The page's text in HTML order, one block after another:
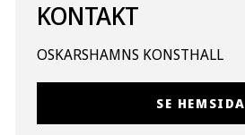
KONTAKT
OSKARSHAMNS KONSTHALL
SE HEMSIDA